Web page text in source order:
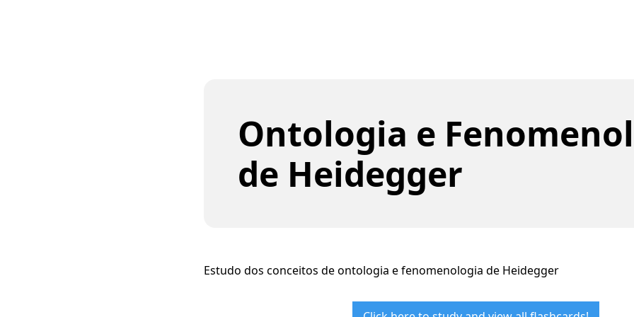
Ontologia e
de Heidegger
Estudo dos conceitos de ontologia e fenomenologia de Heidegger